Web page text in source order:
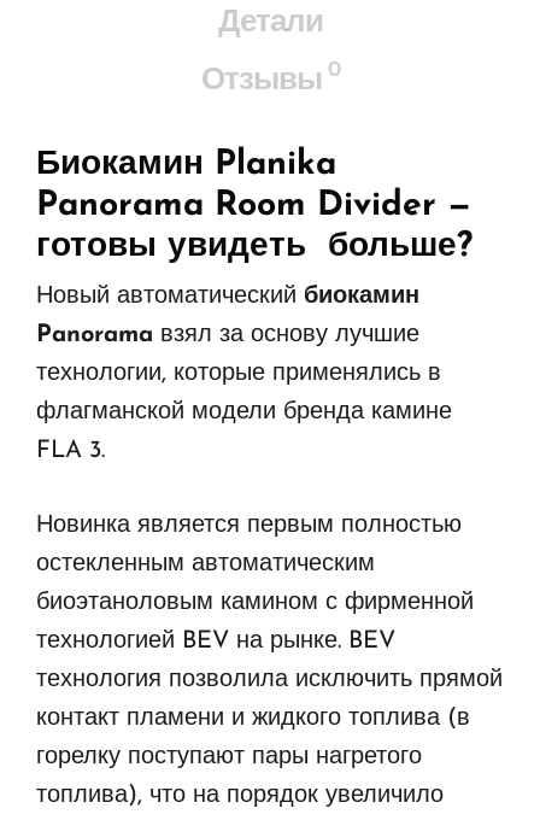
Детали
Отзывы 0
Биокамин Planika
Panorama Room Divider —
готовы увидеть больше?
Новый автоматический биокамин
Panorama взял за основу лучшие
технологии, которые применялись в
флагманской модели бренда камине
FLA 3.
Новинка является первым полностью
остекленным автоматическим
биоэтаноловым камином с фирменной
технологией BEV на рынке. BEV
технология позволила исключить прямой
контакт пламени и жидкого топлива (в
горелку поступают пары нагретого
топлива), что на порядок увеличило